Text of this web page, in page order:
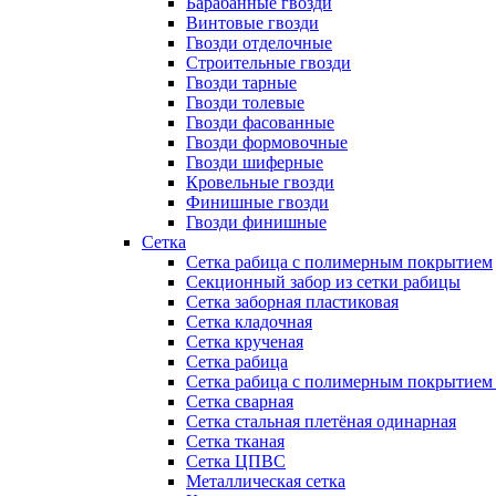
Винтовые гвозди
Гвозди отделочные
Строительные гвозди
Гвозди тарные
Гвозди толевые
Гвозди фасованные
Гвозди формовочные
Гвозди шиферные
Кровельные гвозди
Финишные гвозди
Гвозди финишные
Сетка
Сетка рабица с полимерным покрытием
Секционный забор из сетки рабицы
Сетка заборная пластиковая
Сетка кладочная
Сетка крученая
Сетка рабица
Сетка рабица с полимерным покрытием
Сетка сварная
Сетка стальная плетёная одинарная
Сетка тканая
Сетка ЦПВС
Металлическая сетка